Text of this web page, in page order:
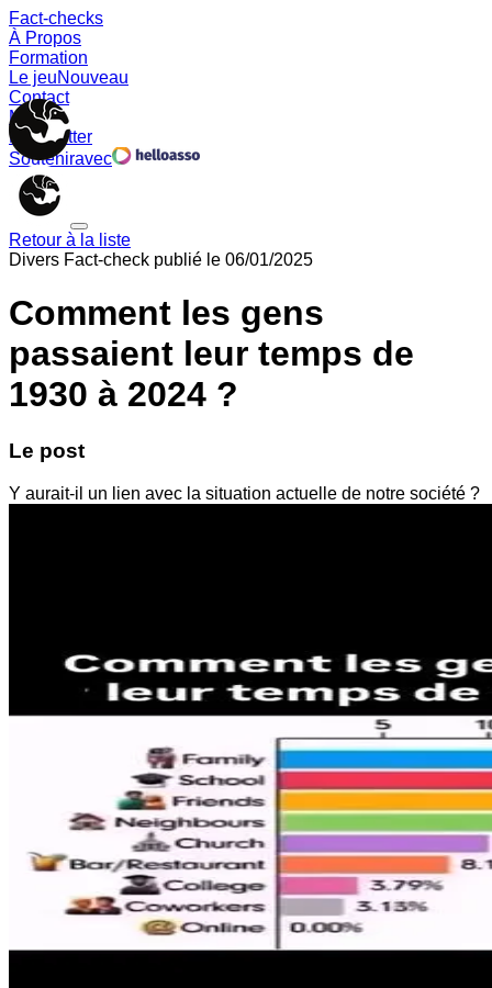
Fact-checks
À Propos
Formation
Le jeuNouveau
Contact
Memes
Newsletter
Souteniravec
Retour à la liste
Divers Fact-check publié le 06/01/2025
Comment les gens
passaient leur temps de
1930 à 2024 ?
Le post
Y aurait-il un lien avec la situation actuelle de notre société ?